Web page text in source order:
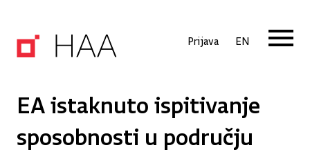
Prijava EN
EA istaknuto ispitivanje
sposobnosti u području